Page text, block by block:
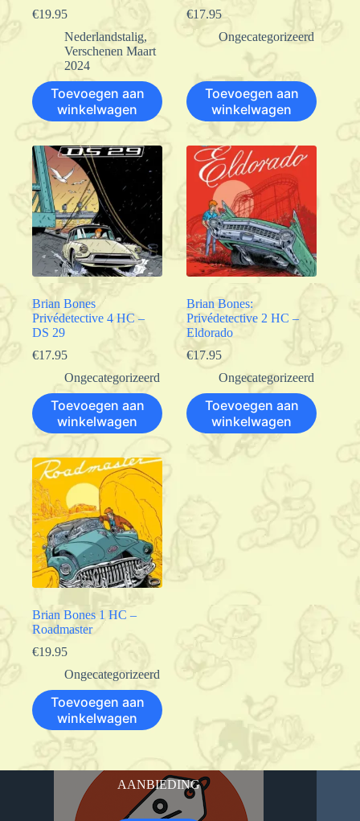
€19.95
Nederlandstalig,
Verschenen Maart
2024
Toevoegen aan
winkelwagen
€17.95
Ongecategorizeerd
Toevoegen aan
winkelwagen
Brian Bones
Privédetective 4 HC –
DS 29
€17.95
Ongecategorizeerd
Toevoegen aan
winkelwagen
Brian Bones:
Privédetective 2 HC –
Eldorado
€17.95
Ongecategorizeerd
Toevoegen aan
winkelwagen
Brian Bones 1 HC –
Roadmaster
€19.95
Ongecategorizeerd
Toevoegen aan
winkelwagen
AANBIEDING